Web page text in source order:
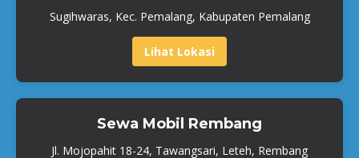
Sugihwaras, Kec. Pemalang, Kabupaten Pemalang
Lihat Lokasi
Sewa Mobil Rembang
Jl. Mojopahit 18-24, Tawangsari, Leteh, Rembang